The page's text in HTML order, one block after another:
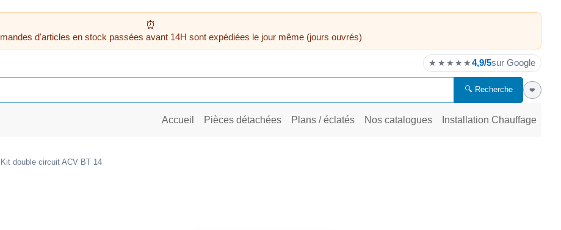
d'articles en stock passées avant 14H sont expédiées le jour même (jours ouvrés)
★★★★★4,9/5sur Google
🔍 Recherche ❤
Accueil Pièces détachées Plans / éclatés Nos catalogues Installation Chauffage
Kit double circuit ACV BT 14